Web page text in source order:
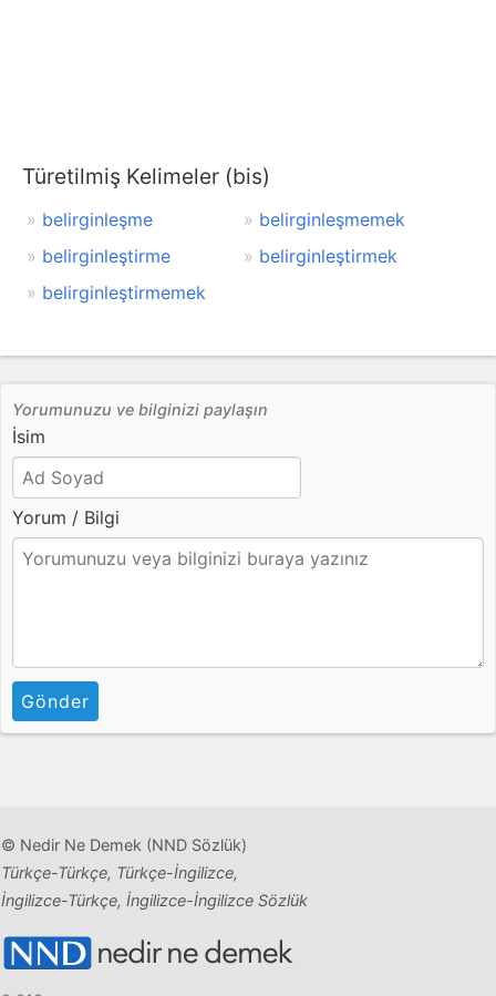
Türetilmiş Kelimeler (bis)
belirginleşme
belirginleşmemek
belirginleştirme
belirginleştirmek
belirginleştirmemek
Yorumunuzu ve bilginizi paylaşın
İsim
Yorum / Bilgi
Gönder
© Nedir Ne Demek (NND Sözlük)
Türkçe-Türkçe, Türkçe-İngilizce,
İngilizce-Türkçe, İngilizce-İngilizce Sözlük